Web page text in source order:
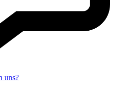
uns?